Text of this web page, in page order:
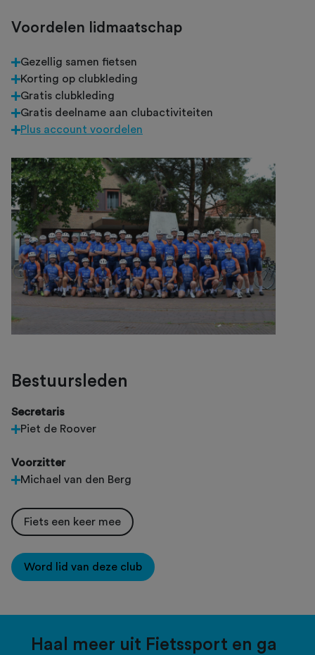
Voordelen lidmaatschap
Gezellig samen fietsen
Korting op clubkleding
Gratis clubkleding
Gratis deelname aan clubactiviteiten
Plus account voordelen
Bestuursleden
Secretaris
Piet de Roover
Voorzitter
Michael van den Berg
Fiets een keer mee
Word lid van deze club
Haal meer uit Fietssport en ga